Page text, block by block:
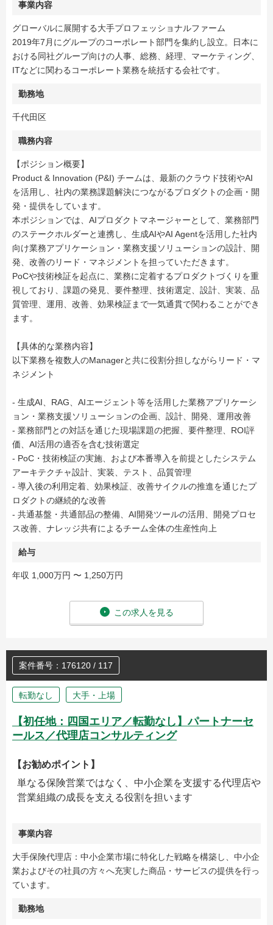
事業内容
グローバルに展開する大手プロフェッショナルファーム
2019年7月にグループのコーポレート部門を集約し設立。日本に
おける同社グループ向けの人事、総務、経理、マーケティング、
ITなどに関わるコーポレート業務を統括する会社です。
勤務地
千代田区
職務内容
【ポジション概要】
Product & Innovation (P&I) チームは、最新のクラウド技術やAI
を活用し、社内の業務課題解決につながるプロダクトの企画・開
発・提供をしています。
本ポジションでは、AIプロダクトマネージャーとして、業務部門
のステークホルダーと連携し、生成AIやAI Agentを活用した社内
向け業務アプリケーション・業務支援ソリューションの設計、開
発、改善のリード・マネジメントを担っていただきます。
PoCや技術検証を起点に、業務に定着するプロダクトづくりを重
視しており、課題の発見、要件整理、技術選定、設計、実装、品
質管理、運用、改善、効果検証まで一気通貫で関わることができ
ます。
【具体的な業務内容】
以下業務を複数人のManagerと共に役割分担しながらリード・マ
ネジメント
- 生成AI、RAG、AIエージェント等を活用した業務アプリケーシ
ョン・業務支援ソリューションの企画、設計、開発、運用改善
- 業務部門との対話を通じた現場課題の把握、要件整理、ROI評
価、AI活用の適否を含む技術選定
- PoC・技術検証の実施、および本番導入を前提としたシステム
アーキテクチャ設計、実装、テスト、品質管理
- 導入後の利用定着、効果検証、改善サイクルの推進を通じたプ
ロダクトの継続的な改善
- 共通基盤・共通部品の整備、AI開発ツールの活用、開発プロセ
ス改善、ナレッジ共有によるチーム全体の生産性向上
給与
年収 1,000万円 〜 1,250万円
この求人を見る
案件番号：176120 / 117
転勤なし 大手・上場
【初任地：四国エリア／転勤なし】パートナーセ
ールス／代理店コンサルティング
【お勧めポイント】
単なる保険営業ではなく、中小企業を支援する代理店や
営業組織の成長を支える役割を担います
事業内容
大手保険代理店：中小企業市場に特化した戦略を構築し、中小企
業およびその社員の方々へ充実した商品・サービスの提供を行っ
ています。
勤務地